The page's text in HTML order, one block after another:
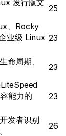
发行版文
25
、Rocky
业级 Linux 23
命周期、
23
能力的
23
发者识别
26